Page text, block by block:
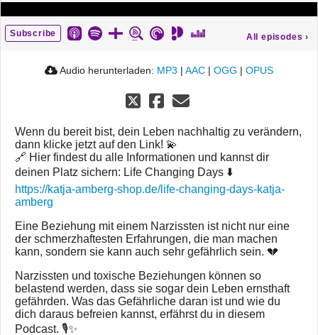
Subscribe All episodes ›
Audio herunterladen: MP3 | AAC | OGG | OPUS
Wenn du bereit bist, dein Leben nachhaltig zu verändern,
dann klicke jetzt auf den Link! 💫
🔗 Hier findest du alle Informationen und kannst dir
deinen Platz sichern: Life Changing Days ⬇️
https://katja-amberg-shop.de/life-changing-days-katja-
amberg
Eine Beziehung mit einem Narzissten ist nicht nur eine
der schmerzhaftesten Erfahrungen, die man machen
kann, sondern sie kann auch sehr gefährlich sein. 💔
Narzissten und toxische Beziehungen können so
belastend werden, dass sie sogar dein Leben ernsthaft
gefährden. Was das Gefährliche daran ist und wie du
dich daraus befreien kannst, erfährst du in diesem
Podcast. 🎙️✨